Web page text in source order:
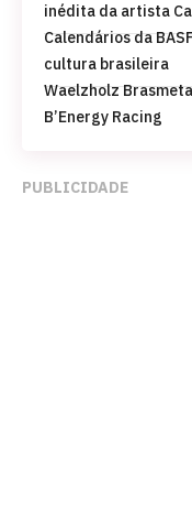
inédita da artista
Calendários da
cultura brasileira
Waelzholz
B’Energy Racing
PUBLICIDADE